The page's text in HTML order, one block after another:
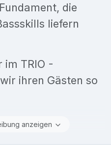
die
liefern
im TRIO -
ihren Gästen so
anzeigen